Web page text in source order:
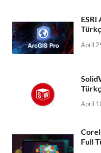
ESRI
April
April
Full